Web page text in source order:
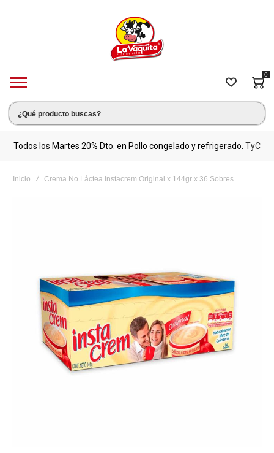
0
Todos los Martes 20% Dto. en Pollo congelado y refrigerado. TyC
Inicio Crema No Láctea Instacrem Original x 144gr x 36 Sobres
imágenes